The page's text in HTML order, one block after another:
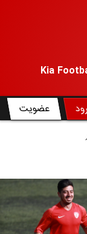
عضویت